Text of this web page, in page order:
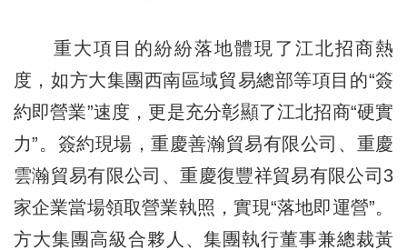
重大項目的紛紛落地體現了江北招商熱
度，如方大集團西南區域貿易總部等項目的“簽
約即營業”速度，更是充分彰顯了江北招商“硬實
力”。簽約現場，重慶善瀚貿易有限公司、重慶
雲瀚貿易有限公司、重慶復豐祥貿易有限公司3
家企業當場領取營業執照，實現“落地即運營”。
方大集團高級合夥人、集團執行董事兼總裁黃